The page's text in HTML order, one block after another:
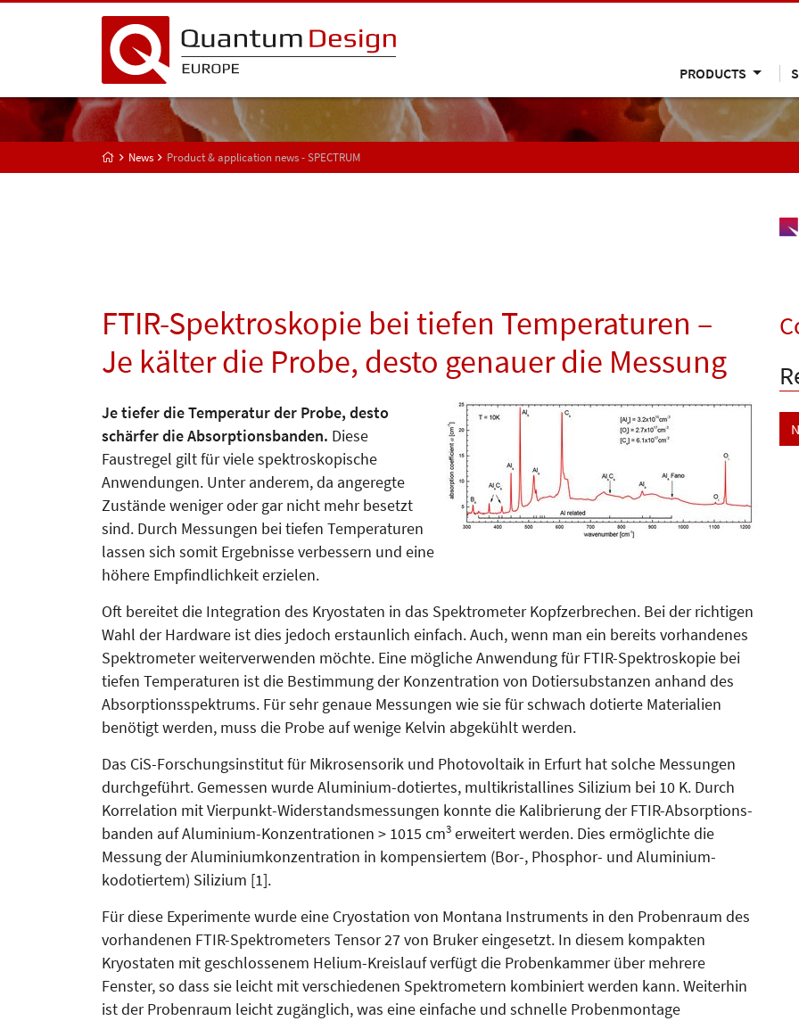
PRODUCTS
News Product & application news - SPECTRUM
FTIR-Spektroskopie bei tiefen Temperaturen –
Je kälter die Probe, desto genauer die Messung
Je tiefer die Temperatur der Pro­be, desto
schärfer die Absorp­tions­ban­den. Diese
Faustregel gilt für viele spektroskopische
Anwendungen. Unter anderem, da angeregte
Zustände weniger oder gar nicht mehr besetzt
sind. Durch Messungen bei tiefen Temperaturen
lassen sich somit Ergebnisse verbessern und eine
höhere Empfindlichkeit erzielen.
Oft bereitet die Integration des Kryostaten in das Spektrometer Kopf­zerbrechen. Bei der richtigen
Wahl der Hardware ist dies jedoch erstaunlich einfach. Auch, wenn man ein bereits vorhandenes
Spektrometer weiterverwenden möchte. Eine mögliche Anwendung für FTIR-Spektroskopie bei
tiefen Tempe­ra­tu­ren ist die Bestimmung der Konzen­tration von Dotiersubstanzen anhand des
Absorptionsspektrums. Für sehr genaue Messungen wie sie für schwach dotierte Materialien
benö­tigt werden, muss die Probe auf wenige Kelvin abgekühlt werden.
Das CiS-Forschungsinstitut für Mikro­­sensorik und Photovoltaik in Er­furt hat solche Messungen
durchgeführt. Gemessen wurde Aluminium-do­­tier­tes, multikristallines Silizium bei 10 K. Durch
Korrelation mit Vier­punkt-Widerstandsmessungen konnte die Kalibrierung der FTIR-Ab­sorp­tions­
banden auf Aluminium-Kon­zen­tra­tionen > 1015 cm3 erweitert werden. Dies ermöglichte die
Messung der Aluminiumkonzentration in kompensiertem (Bor-, Phosphor- und Alu­minium-
kodotiertem) Silizium [1].
Für diese Experimente wurde eine Cryostation von Montana Instruments in den Probenraum des
vorhande­nen FTIR-Spektrometers Tensor 27 von Bru­­ker eingesetzt. In diesem kompak­ten
Kryostaten mit geschlossenem Helium-Kreislauf verfügt die Proben­kammer über mehrere
Fenster, so dass sie leicht mit verschiedenen Spektro­metern kombiniert werden kann. Wei­terhin
ist der Probenraum leicht zu­gänglich, was eine einfache und schnel­­­le Probenmontage